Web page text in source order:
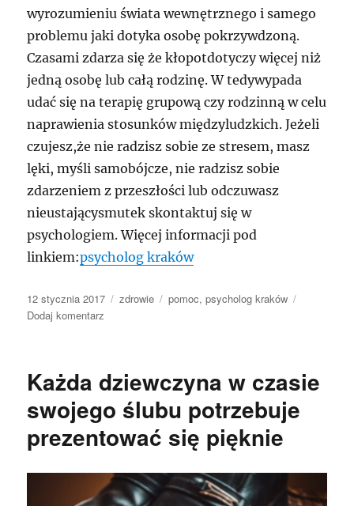
wyrozumieniu świata wewnętrznego i samego
problemu jaki dotyka osobę pokrzywdzoną.
Czasami zdarza się że kłopotdotyczy więcej niż
jedną osobę lub całą rodzinę. W tedywypada
udać się na terapię grupową czy rodzinną w celu
naprawienia stosunków międzyludzkich. Jeżeli
czujesz,że nie radzisz sobie ze stresem, masz
lęki, myśli samobójcze, nie radzisz sobie
zdarzeniem z przeszłości lub odczuwasz
nieustającysmutek skontaktuj się w
psychologiem. Więcej informacji pod
linkiem:psycholog kraków
Data
publikacji
12 stycznia 2017 Kategorie
zdrowie Tagi
pomoc,psycholog kraków
Dodaj komentarz
natychmiastowy
do
dobrej
kondycji
Każda dziewczyna w czasie
swojego ślubu potrzebuje
prezentować się pięknie